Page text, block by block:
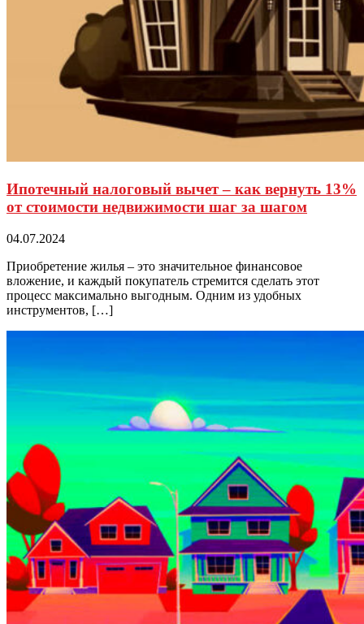
Ипотечный налоговый вычет – как вернуть 13%
от стоимости недвижимости шаг за шагом
04.07.2024
Приобретение жилья – это значительное финансовое
вложение, и каждый покупатель стремится сделать этот
процесс максимально выгодным. Одним из удобных
инструментов, […]